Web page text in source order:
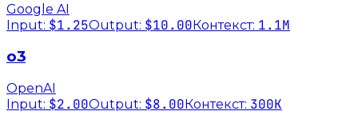
Google AI
Input: $1.25Output: $10.00Контекст: 1.1M
o3
OpenAI
Input: $2.00Output: $8.00 Контекст: 300K